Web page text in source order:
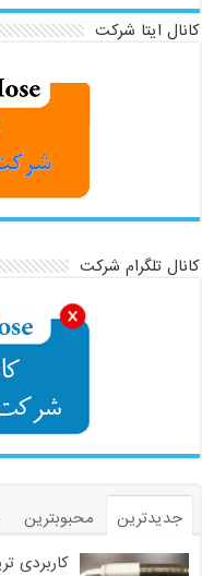
کانال ایتا شرکت
کانال تلگرام شرکت
جدیدترین محبوبترین
کاربردی